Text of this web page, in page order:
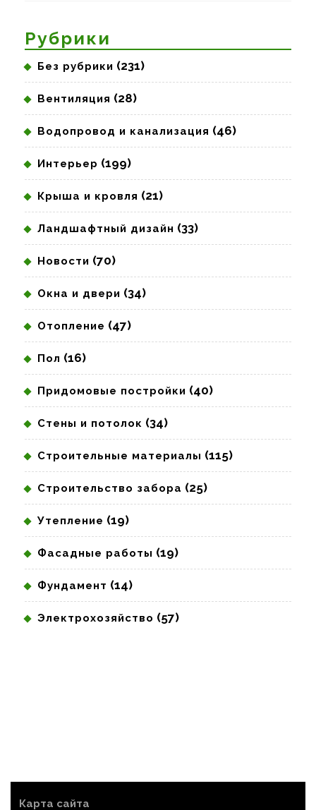
Рубрики
Без рубрики (231)
Вентиляция (28)
Водопровод и канализация (46)
Интерьер (199)
Крыша и кровля (21)
Ландшафтный дизайн (33)
Новости (70)
Окна и двери (34)
Отопление (47)
Пол (16)
Придомовые постройки (40)
Стены и потолок (34)
Строительные материалы (115)
Строительство забора (25)
Утепление (19)
Фасадные работы (19)
Фундамент (14)
Электрохозяйство (57)
Карта сайта